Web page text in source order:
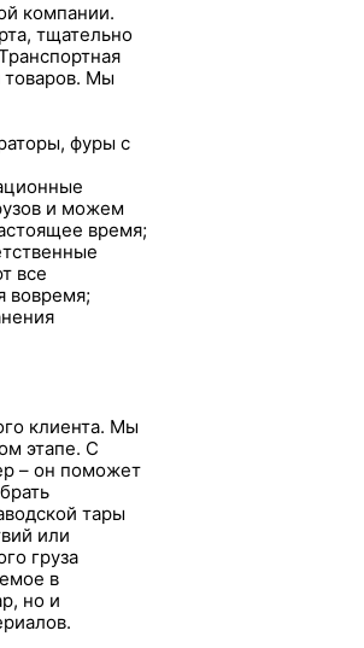
компании.
тщательно
товаров. Мы
фуры с
и можем
время;
все
вовремя;
клиента. Мы
этапе. С
– он поможет
тары
или
груза
в
но и